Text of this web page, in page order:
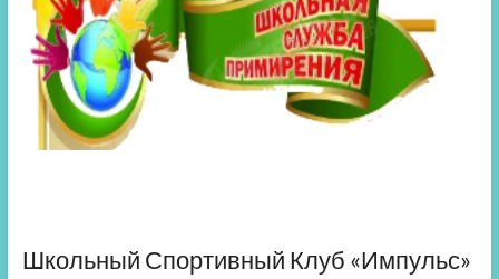
Школьный Спортивный Клуб «Импульс»